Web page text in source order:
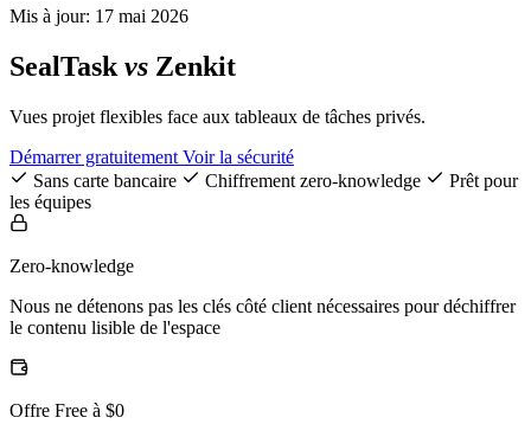
Mis à jour: 17 mai 2026
SealTask vs Zenkit
Vues projet flexibles face aux tableaux de tâches privés.
Démarrer gratuitement Voir la sécurité
Sans carte bancaire
Chiffrement zero-knowledge
Prêt pour
les équipes
Zero-knowledge
Nous ne détenons pas les clés côté client nécessaires pour déchiffrer
le contenu lisible de l'espace
Offre Free à $0